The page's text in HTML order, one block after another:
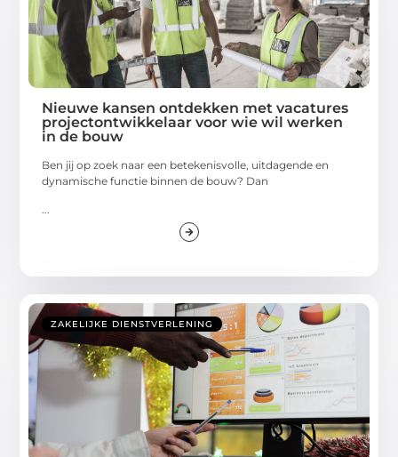
Nieuwe kansen ontdekken met vacatures
projectontwikkelaar voor wie wil werken
in de bouw
Ben jij op zoek naar een betekenisvolle, uitdagende en
dynamische functie binnen de bouw? Dan
ZAKELIJKE DIENSTVERLENING